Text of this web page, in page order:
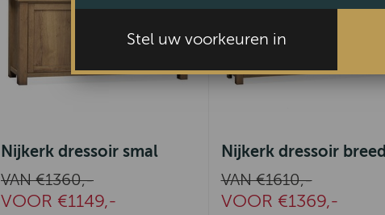
Nijkerk dressoir smal
VAN €1360,-
VOOR €1149,-
Nijkerk dressoir breed
VAN €1610,-
VOOR €1369,-
Stel uw voorkeuren in